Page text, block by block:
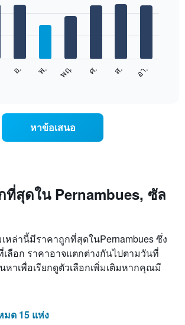
อ. พ. พฤ. ศ. ส. อา.
หาข้อเสนอ
ที่สุดใน Pernambues, ซัล
หล่านี้มีราคาถูกที่สุดในPernambues ซึ่ง
เลือก ราคาอาจแตกต่างกันไปตามวันที่
หาเพื่อเรียกดูตัวเลือกเพิ่มเติมหากคุณมี
มด 15 แห่ง